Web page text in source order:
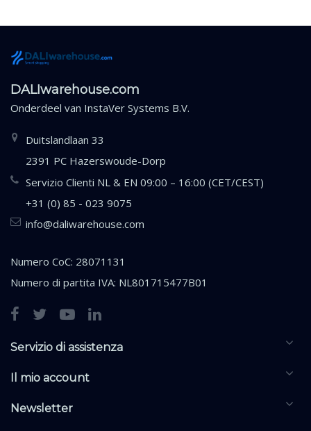
DALIwarehouse.com
Onderdeel van InstaVer Systems B.V.
Duitslandlaan 33
2391 PC Hazerswoude-Dorp
Servizio Clienti NL & EN 09:00 – 16:00 (CET/CEST)
+31 (0) 85 - 023 9075
info@daliwarehouse.com
Numero CoC: 28071131
Numero di partita IVA: NL801715477B01
Servizio di assistenza
Il mio account
Newsletter